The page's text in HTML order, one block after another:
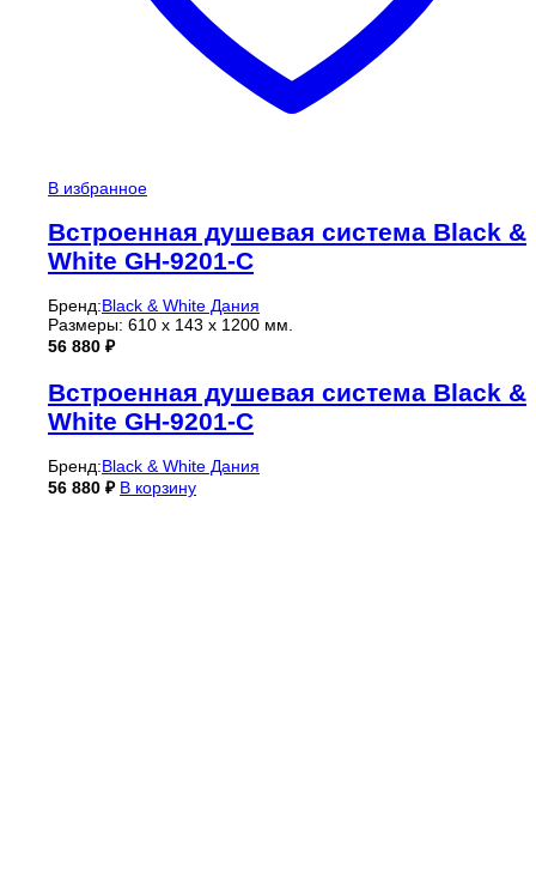
В избранное
Встроенная душевая система Black &
White GH-9201-C
Бренд:Black & White Дания
Размеры: 610 x 143 x 1200 мм.
56 880 ₽
Встроенная душевая система Black &
White GH-9201-C
Бренд:Black & White Дания
56 880 ₽ В корзину